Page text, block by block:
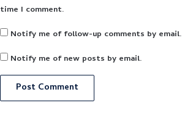
time I comment.
Notify me of follow-up comments by email.
Notify me of new posts by email.